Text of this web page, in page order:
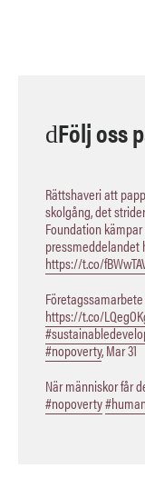
Följ oss
Rättshaveri att
skolgång, det
Foundation
pressmeddelandet
https://t.co/
https://t.co/
#nopoverty,Mar 31
När människor får
#nopoverty